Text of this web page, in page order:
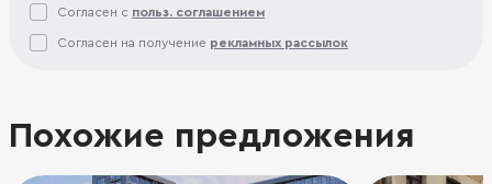
Согласен с польз. соглашением
Согласен на получение рекламных рассылок
Похожие предложения